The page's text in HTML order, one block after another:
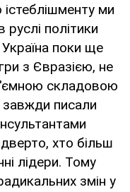
ми
політики
поки ще
з Євразією, не
складовою
писали
хто більш
лідери. Тому
змін у